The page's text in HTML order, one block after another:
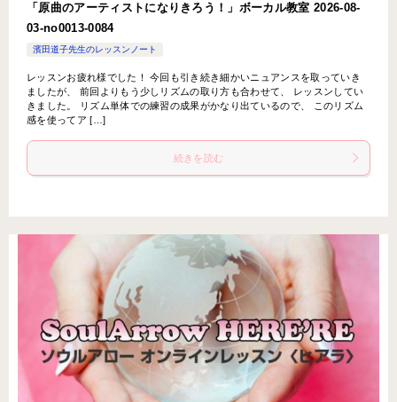
「原曲のアーティストになりきろう！」ボーカル教室 2026-08-
03-­no0013-­0084
濱田道子先生のレッスンノート
レッスンお疲れ様でした！ 今回も引き続き細かいニュアンスを取っていき
ましたが、 前回よりもう少しリズムの取り方も合わせて、 レッスンしてい
きました。 リズム単体での練習の成果がかなり出ているので、 このリズム
感を使ってア […]
続きを読む